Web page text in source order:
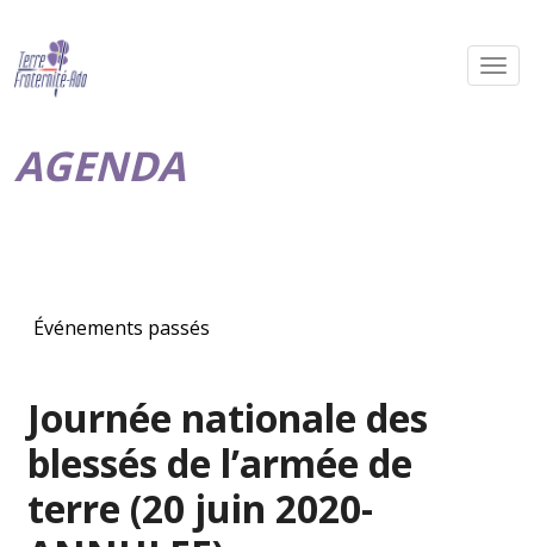
AGENDA
Événements passés
Journée nationale des
blessés de l’armée de
terre (20 juin 2020-